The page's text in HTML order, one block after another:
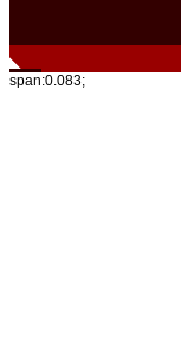
span:0.083;